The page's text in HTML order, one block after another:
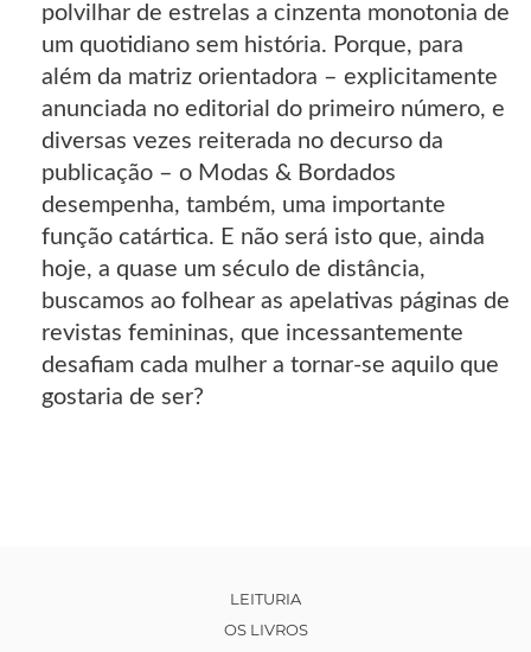
polvilhar de estrelas a cinzenta monotonia de
um quotidiano sem história. Porque, para
além da matriz orientadora – explicitamente
anunciada no editorial do primeiro número, e
diversas vezes reiterada no decurso da
publicação – o Modas & Bordados
desempenha, também, uma importante
função catártica. E não será isto que, ainda
hoje, a quase um século de distância,
buscamos ao folhear as apelativas páginas de
revistas femininas, que incessantemente
desafiam cada mulher a tornar-se aquilo que
gostaria de ser?
LEITURIA
OS LIVROS